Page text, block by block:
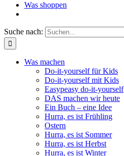
Was shoppen
Suche nach:
Was machen
Do-it-yourself für Kids
Do-it-yourself mit Kids
Easypeasy do-it-yourself
DAS machen wir heute
Ein Buch – eine Idee
Hurra, es ist Frühling
Ostern
Hurra, es ist Sommer
Hurra, es ist Herbst
Hurra, es ist Winter